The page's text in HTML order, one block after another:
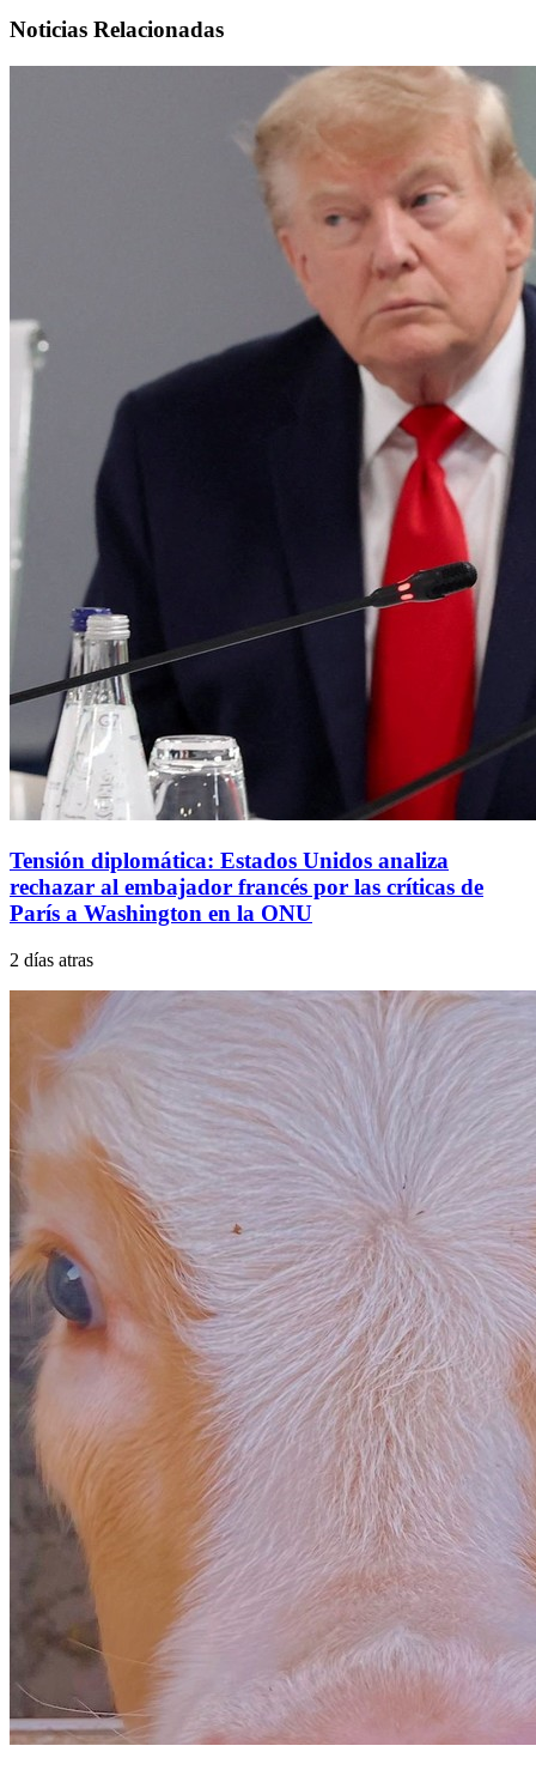
Noticias Relacionadas
Tensión diplomática: Estados Unidos analiza
rechazar al embajador francés por las críticas de
París a Washington en la ONU
2 días atras